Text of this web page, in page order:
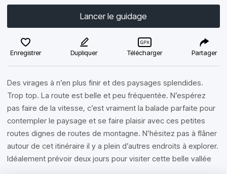
Lancer le guidage
Enregistrer Dupliquer Télécharger Partager
Des virages à n’en plus finir et des paysages splendides.
Trop top. La route est belle et peu fréquentée. N’espérez
pas faire de la vitesse, c’est vraiment la balade parfaite pour
contempler le paysage et se faire plaisir avec ces petites
routes dignes de routes de montagne. N’hésitez pas à flâner
autour de cet itinéraire il y a plein d’autres endroits à explorer.
Idéalement prévoir deux jours pour visiter cette belle vallée